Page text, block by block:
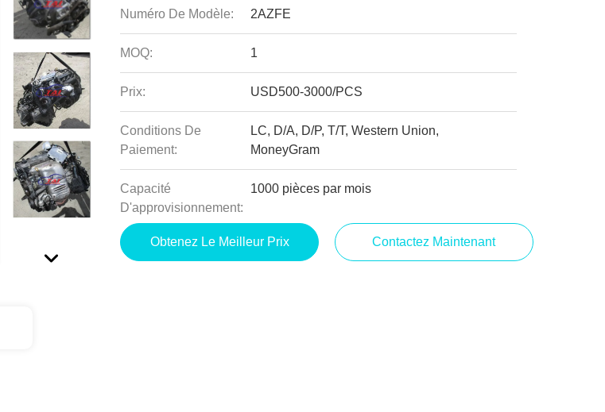
Numéro De Modèle: 2AZFE
MOQ: 1
Prix: USD500-3000/PCS
Conditions De
Paiement:
LC, D/A, D/P, T/T, Western Union,
MoneyGram
Capacité
D'approvisionnement:
1000 pièces par mois
Obtenez Le Meilleur Prix Contactez Maintenant